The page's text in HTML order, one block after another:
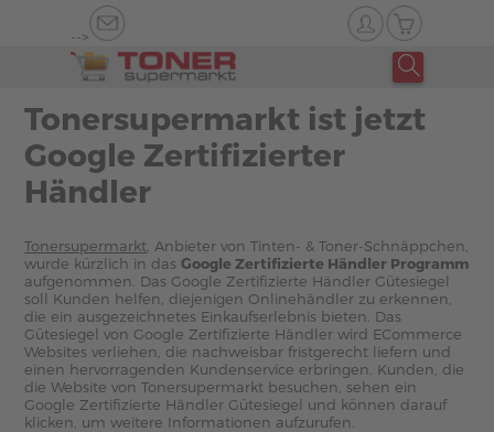
-->
Tonersupermarkt ist jetzt
Google Zertifizierter
Händler
Tonersupermarkt , Anbieter von Tinten- & Toner-Schnäppchen,
wurde kürzlich in dasGoogle Zertifizierte Händler Programm
aufgenommen. Das Google Zertifizierte Händler Gütesiegel
soll Kunden helfen, diejenigen Onlinehändler zu erkennen,
die ein ausgezeichnetes Einkaufserlebnis bieten. Das
Gütesiegel von Google Zertifizierte Händler wird ECommerce
Websites verliehen, die nachweisbar fristgerecht liefern und
einen hervorragenden Kundenservice erbringen. Kunden, die
die Website von Tonersupermarkt besuchen, sehen ein
Google Zertifizierte Händler Gütesiegel und können darauf
klicken, um weitere Informationen aufzurufen.